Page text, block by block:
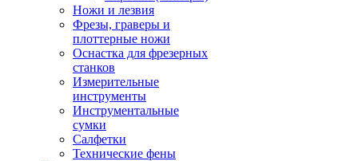
Ножи и лезвия
Фрезы, граверы и
плоттерные ножи
Оснастка для фрезерных
станков
Измерительные
инструменты
Инструментальные
сумки
Салфетки
Технические фены